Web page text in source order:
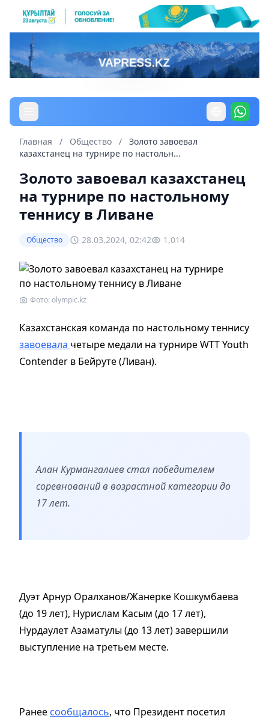
Главная / Общество /
Золото завоевал
казахстанец на турнире по настольн...
Золото завоевал казахстанец
на турнире по настольному
теннису в Ливане
Общество 28.03.2024, 02:42 1,014
Фото: olympic.kz
Казахстанская команда по настольному теннису
завоевала четыре медали на турнире WTT Youth
Contender в Бейруте (Ливан).
Алан Курмангалиев стал победителем
соревнований в возрастной категории до
17 лет.
Дуэт Арнур Оралханов/Жанерке Кошкумбаева
(до 19 лет), Нурислам Касым (до 17 лет),
Нурдаулет Азаматулы (до 13 лет) завершили
выступление на третьем месте.
Ранее сообщалось, что Президент посетил